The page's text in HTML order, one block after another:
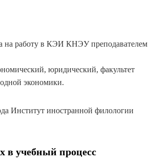
на работу в КЭИ КНЭУ преподавателем
юридический, факультет
экономики.
Институт иностранной филологии
в учебный процесс